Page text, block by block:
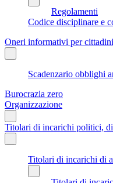
Regolamenti
Codice disciplinare e
Oneri informativi per
Scadenzario obblighi
Burocrazia zero
Organizzazione
Titolari di incarichi politici,
Titolari di incarichi di